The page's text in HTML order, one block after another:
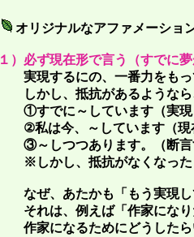
オリジナルなアファメーショ
１）必ず現在形で言う（すでに
実現するにの、一番力をもっ
しかし、抵抗があるような
①すでに～しています（実現
②私は今、～しています（現
③～しつつあります。（断言
※しかし、抵抗がなくなった
なぜ、あたかも「もう実現し
それは、例えば「作家になり
作家になるためにどうしたら